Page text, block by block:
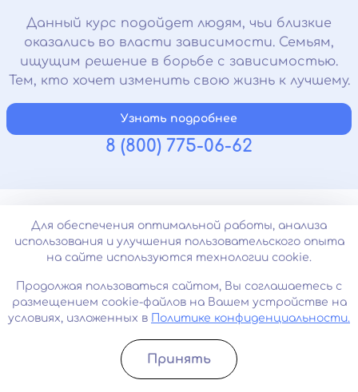
Данный курс подойдет людям, чьи близкие
оказались во власти зависимости. Семьям,
ищущим решение в борьбе с зависимостью.
Тем, кто хочет изменить свою жизнь к лучшему.
Узнать подробнее
8 (800) 775-06-62
Контактная информация
Город:Алапаевск
Телефон:+7 (343) 226-94-62
alapaevsk@psikhiatr.clinic
Режим работы: Круглосуточно, без выходных
Записатьcя
Для обеспечения оптимальной работы, анализа
использования и улучшения пользовательского опыта
на сайте используются технологии cookie.
Продолжая пользоваться сайтом, Вы соглашаетесь с
размещением cookie-файлов на Вашем устройстве на
условиях, изложенных в
Политике конфиденциальности.
Принять